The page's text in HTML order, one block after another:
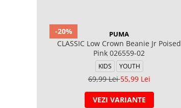
-20% PUMA
CLASSIC Low Crown Beanie Jr Poised
Pink 026559-02
KIDS YOUTH
69,99 Lei55,99 Lei
VEZI VARIANTE